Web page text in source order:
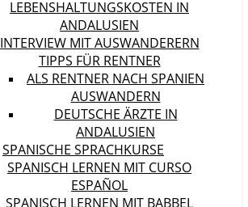
LEBENSHALTUNGSKOSTEN IN
ANDALUSIEN
INTERVIEW MIT AUSWANDERERN
TIPPS FÜR RENTNER
ALS RENTNER NACH SPANIEN
AUSWANDERN
DEUTSCHE ÄRZTE IN
ANDALUSIEN
SPANISCHE SPRACHKURSE
SPANISCH LERNEN MIT CURSO
ESPAÑOL
SPANISCH LERNEN MIT BABBEL